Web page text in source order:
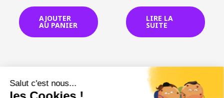
AJOUTER
AU PANIER
LIRE LA
SUITE